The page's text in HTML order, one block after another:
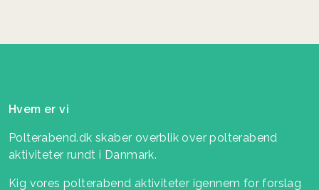
Hvem er vi
Polterabend.dk skaber overblik over polterabend
aktiviteter rundt i Danmark.
Kig vores polterabend aktiviteter igennem for forslag